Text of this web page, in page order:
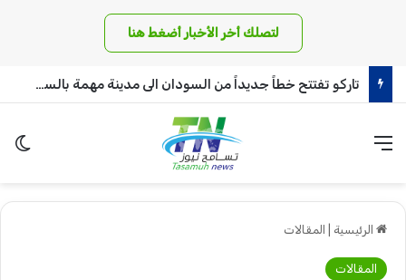
لتصلك أخر الأخبار أضغط هنا
تاركو تفتتح خطاً جديداً من السودان الى مدينة مهمة بالسعودية
القائمة
الرئيسية المقالات
المقالات